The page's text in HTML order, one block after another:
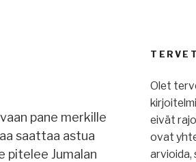
pane merkille
saattaa astua
pitelee Jumalan
Olet
eivät
ovat
arvioida,